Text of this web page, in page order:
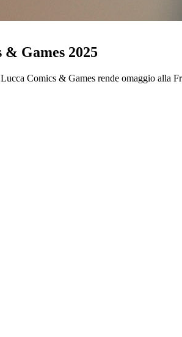
Games 2025
Comics & Games rende omaggio alla